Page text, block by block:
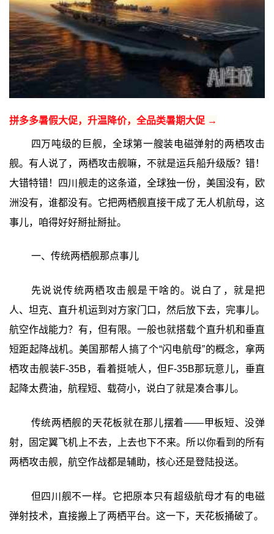
拼多多暑假大促，升温降价，全品类暑期大促 →
四万吨级的巨舰，全球第一艘装电磁弹射的两栖攻击
舰。有人说了，两栖攻击舰嘛，不就是运兵船升级版？错！
大错特错！四川舰走的这条道，全球独一份，美国没有，欧
洲没有，谁都没有。它把两栖舰直接干成了无人机航母，这
事儿，咱得好好掰扯掰扯。
一、传统两栖舰那点事儿
先说说传统两栖攻击舰是干啥的。说白了，就是把
人、坦克、直升机运到对方家门口，然后放下去，完事儿。
航空作战能力？有，但有限。一般也就搭载个直升机和垂直
短距起降战机。美国那帮人搞了个“闪电航母”的概念，拿两
栖攻击舰装F-35B，看着挺唬人，但F-35B那玩意儿，垂直
起降太费油，航程短、载荷小，说白了就是凑合事儿。
传统两栖舰的天花板就在那儿摆着——甲板短、没弹
射，固定翼飞机上不去，上去也下不来。所以你看到的所有
两栖攻击舰，航空作战都是辅助，核心还是登陆投送。
但四川舰不一样。它把原本只有超级航母才有的电磁
弹射技术，直接搬上了两栖平台。这一下，天花板捅破了。